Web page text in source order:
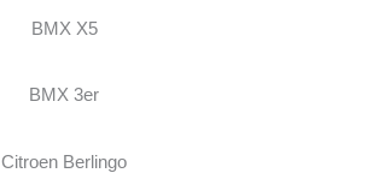
BMX X5
BMX 3er
Citroen Berlingo